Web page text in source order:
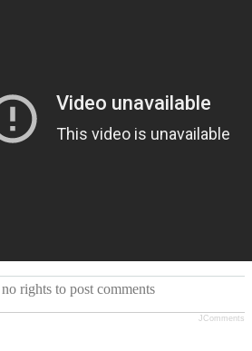
rights to post comments
JComments